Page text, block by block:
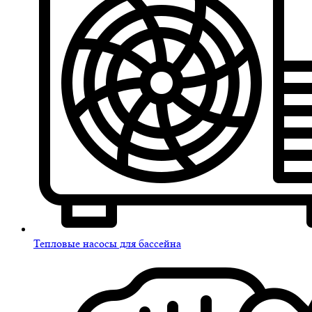
Тепловые насосы для бассейна